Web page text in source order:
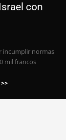
con
incumplir normas
mil francos